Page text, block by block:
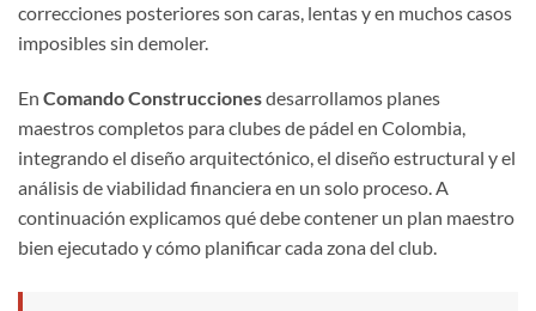
correcciones posteriores son caras, lentas y en muchos casos
imposibles sin demoler.
En Comando Construccionesdesarrollamos planes
maestros completos para clubes de pádel en Colombia,
integrando el diseño arquitectónico, el diseño estructural y el
análisis de viabilidad financiera en un solo proceso. A
continuación explicamos qué debe contener un plan maestro
bien ejecutado y cómo planificar cada zona del club.